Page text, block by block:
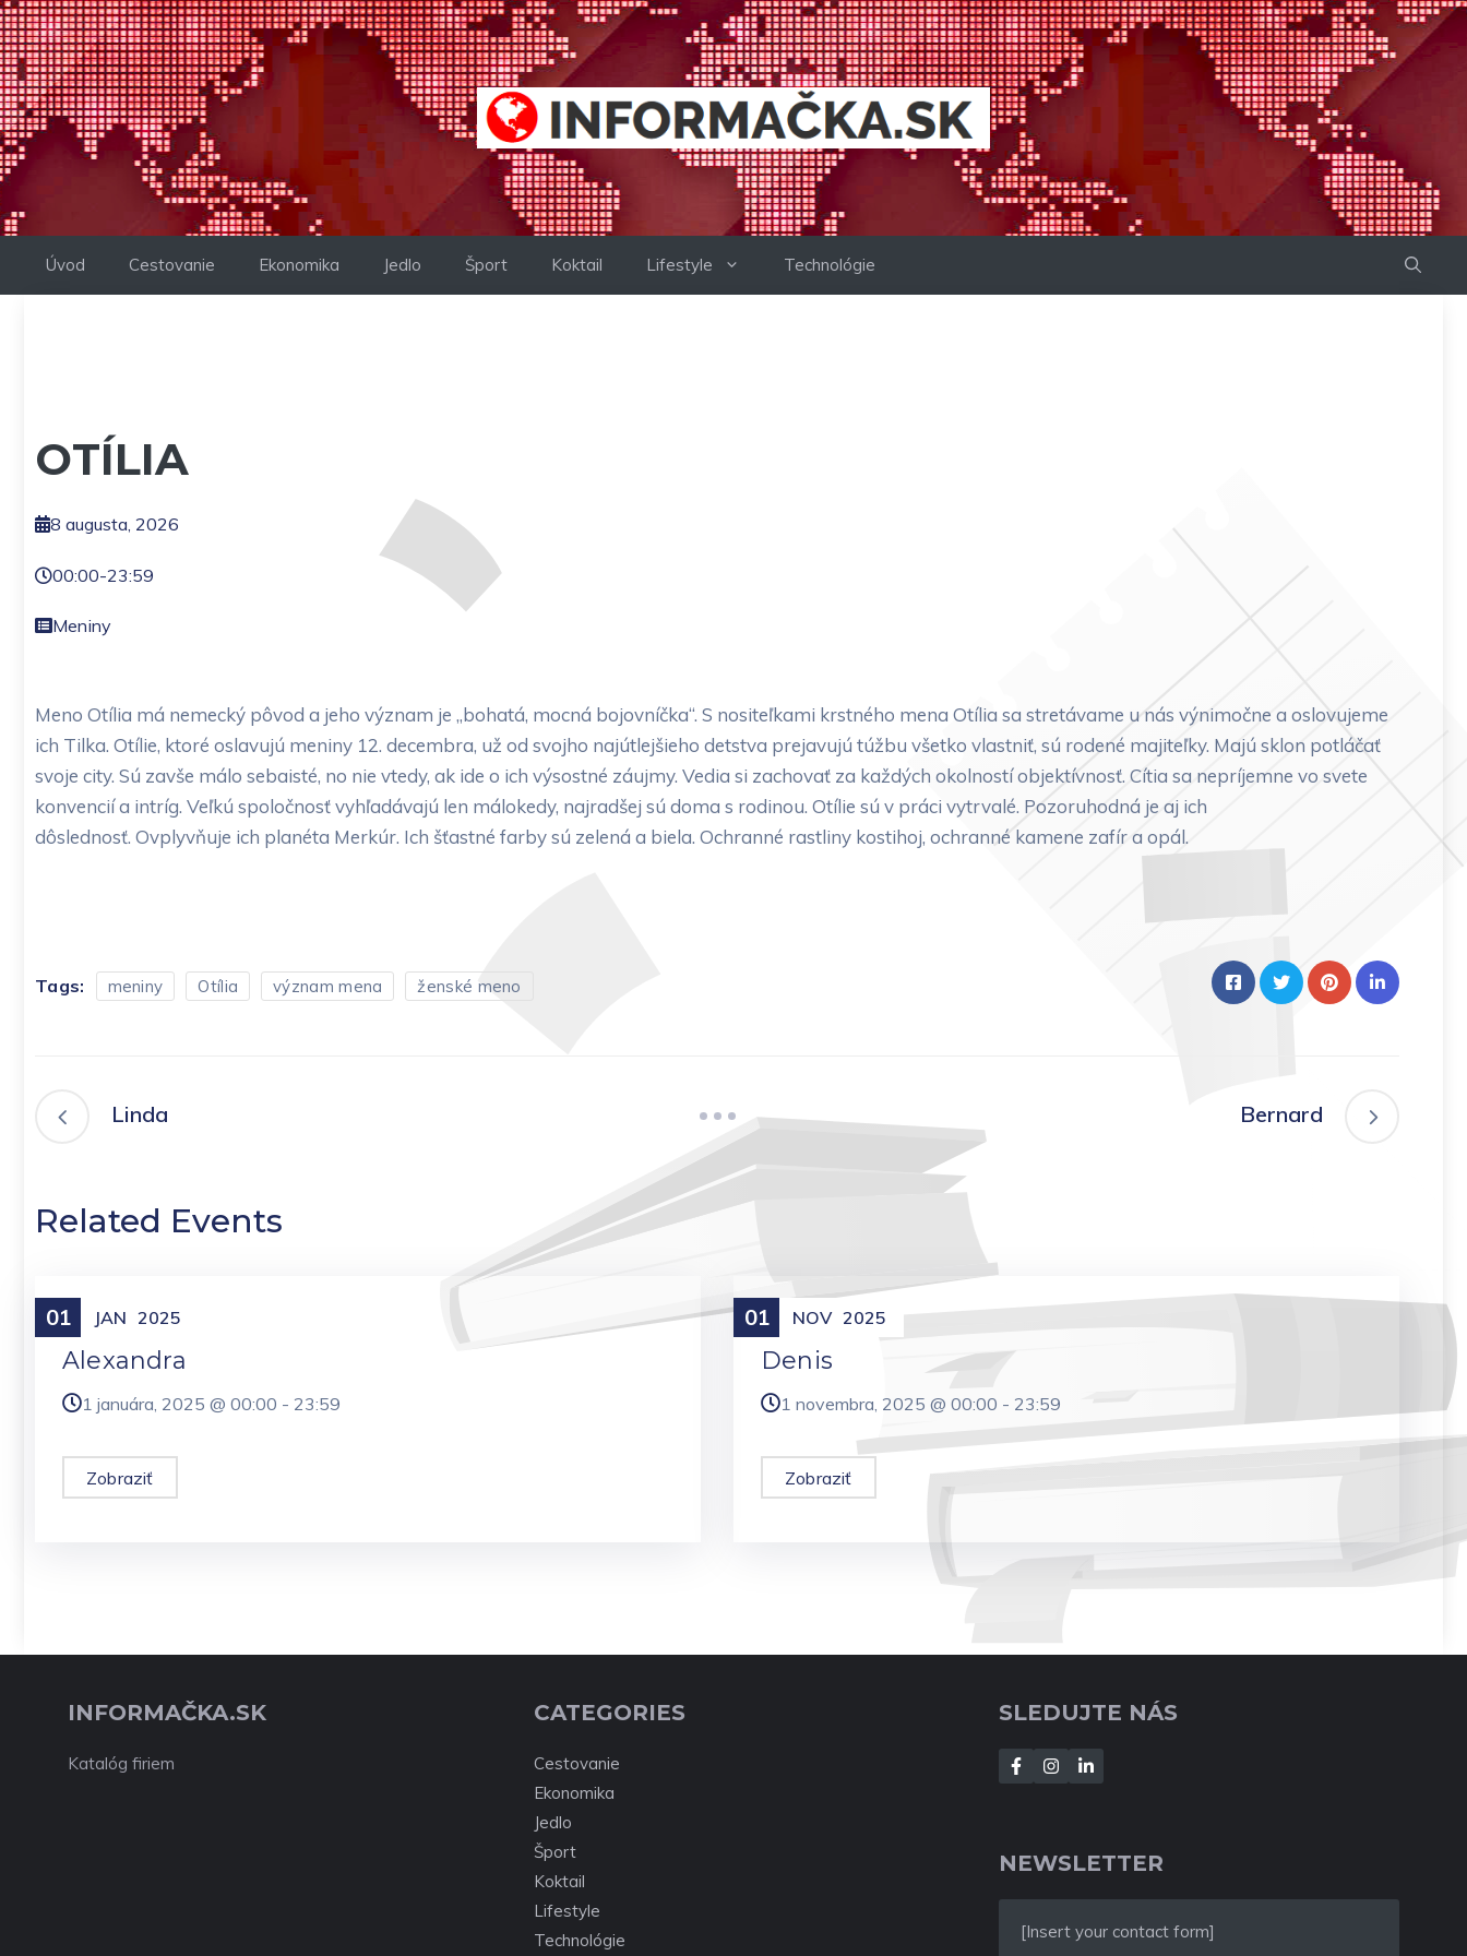
Preskočiť
na
obsah
Úvod Cestovanie Ekonomika Jedlo Šport Koktail Lifestyle Technológie
OTÍLIA
8 augusta, 2026
00:00-23:59
Meniny
Meno Otília má nemecký pôvod a jeho význam je „bohatá, mocná bojovníčka“. S nositeľkami krstného mena Otília sa stretávame u nás výnimočne a oslovujeme
ich Tilka. Otílie, ktoré oslavujú meniny 12. decembra, už od svojho najútlejšieho detstva prejavujú túžbu všetko vlastniť, sú rodené majiteľky. Majú sklon potláčať
svoje city. Sú zavše málo sebaisté, no nie vtedy, ak ide o ich výsostné záujmy. Vedia si zachovať za každých okolností objektívnosť. Cítia sa nepríjemne vo svete
konvencií a intríg. Veľkú spoločnosť vyhľadávajú len málokedy, najradšej sú doma s rodinou. Otílie sú v práci vytrvalé. Pozoruhodná je aj ich
dôslednosť. Ovplyvňuje ich planéta Merkúr. Ich šťastné farby sú zelená a biela. Ochranné rastliny kostihoj, ochranné kamene zafír a opál.
Tags: meniny Otília význam mena ženské meno
Linda Bernard
Related Events
01 JAN 2025
Meniny
Alexandra
1 januára, 2025 @ 00:00 - 23:59
Zobraziť
01 NOV 2025
Meniny
Denis
1 novembra, 2025 @ 00:00 - 23:59
Zobraziť
INFORMAČKA.SK
Katalóg firiem
CATEGORIES
Cestovanie
Ekonomika
Jedlo
Šport
Koktail
Lifestyle
Technológie
SLEDUJTE NÁS
NEWSLETTER
[Insert your contact form]